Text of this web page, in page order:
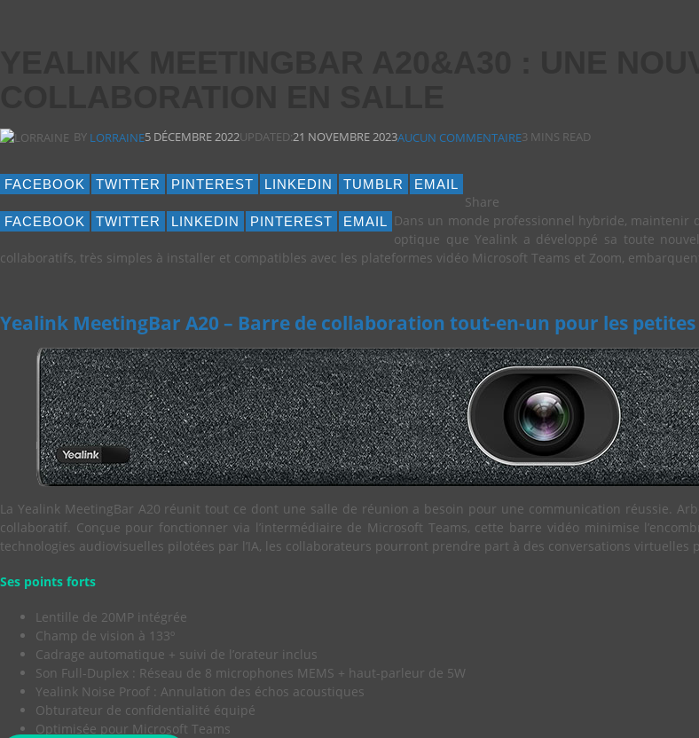
BY LORRAINE5 DÉCEMBRE 2022UPDATED:21 NOVEMBRE 2023AUCUN COMMENTAIRE3 MINS READ
FACEBOOK TWITTER PINTEREST LINKEDIN TUMBLR EMAIL
Share
FACEBOOK TWITTER LINKEDIN PINTEREST EMAIL Dans un monde professionnel hybride, maintenir
optique que Yealink a développé sa toute
collaboratifs, très simples à installer et compatibles avec les plateformes vidéo Microsoft Teams et Zoom,
Yealink MeetingBar A20 – Barre de collaboration tout-en-un pour les petites
La Yealink MeetingBar A20 réunit tout ce dont une salle de réunion a besoin pour une communication réussie.
collaboratif. Conçue pour fonctionner via l’intermédiaire de Microsoft Teams, cette barre vidéo minimise
technologies audiovisuelles pilotées par l’IA, les collaborateurs pourront prendre part à des conversations virtuelles
Ses points forts
Lentille de 20MP intégrée
Champ de vision à 133º
Cadrage automatique + suivi de l’orateur inclus
Son Full-Duplex : Réseau de 8 microphones MEMS + haut-parleur de 5W
Yealink Noise Proof : Annulation des échos acoustiques
Obturateur de confidentialité équipé
Optimisée pour Microsoft Teams